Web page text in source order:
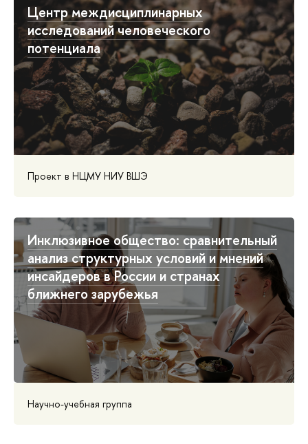
Центр междисциплинарных
исследований человеческого
потенциала
Проект в НЦМУ НИУ ВШЭ
Инклюзивное общество: сравнительный
анализ структурных условий и мнений
инсайдеров в России и странах
ближнего зарубежья
Научно-учебная группа